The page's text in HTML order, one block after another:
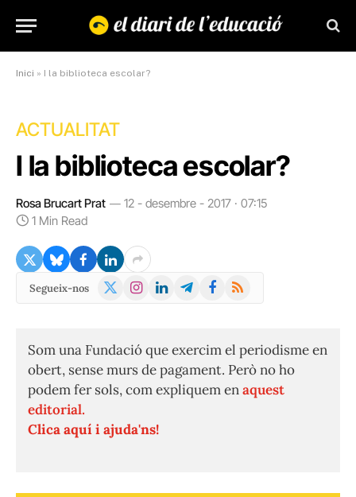
Inici » I la biblioteca escolar?
ACTUALITAT
I la biblioteca escolar?
Rosa Brucart Prat
12 - desembre - 2017 · 07:15
1 Min Read
Segueix-nos
X
Instagram
LinkedInTelegramFacebook
RSS
Som una Fundació que exercim el periodisme en
obert, sense murs de pagament. Però no ho
podem fer sols, com expliquem enaquest
editorial.
Clica aquí i ajuda'ns!